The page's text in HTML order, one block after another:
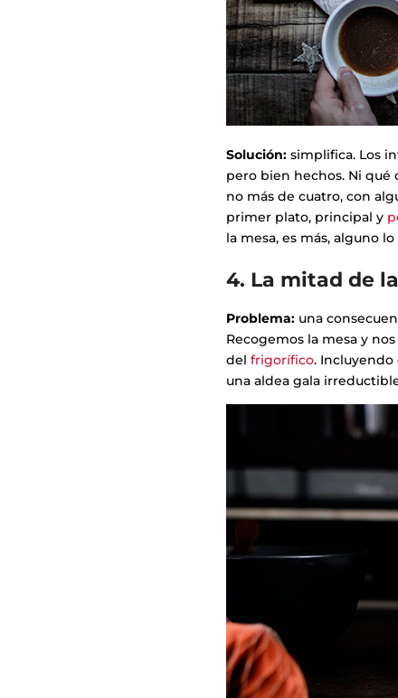
Solución: simplifica. Los
pero bien hechos. Ni
no más de cuatro, con
primer plato, principal y
la mesa, es más, alguno
4. La mitad de
Problema: una
Recogemos la mesa y
delfrigorífico. Incluyendo
una aldea gala